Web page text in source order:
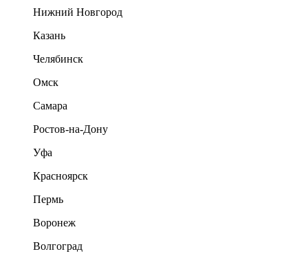
Нижний Новгород
Казань
Челябинск
Омск
Самара
Ростов-на-Дону
Уфа
Красноярск
Пермь
Воронеж
Волгоград